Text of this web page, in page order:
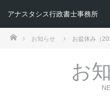
アナスタシス行政書士事務所
ホームお知らせ お盆休み（
お